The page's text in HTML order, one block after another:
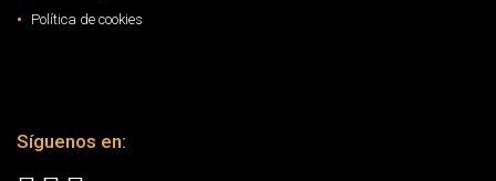
Política de cookies
Síguenos en: